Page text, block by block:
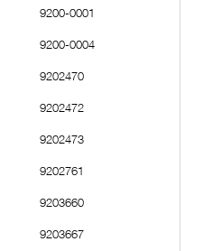
9200-0001
9200-0004
9202470
9202472
9202473
9202761
9203660
9203667